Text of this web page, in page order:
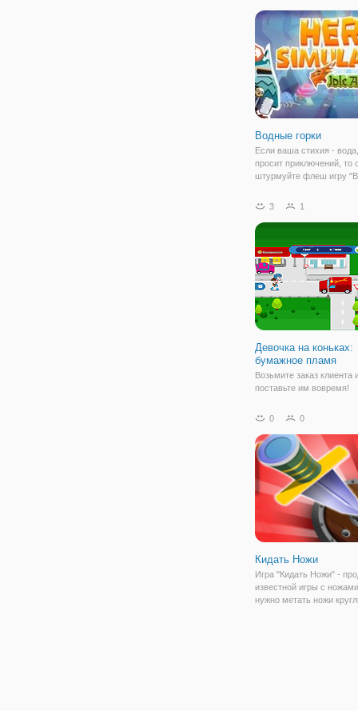
удивительные
магазина. Откройте для
интересные вещи вы
Водные горки
Если ваша стихия -
просит приключений, то
штурмуйте флеш игру
почувствуете это особое
аттракционов. Ваш
3 1
Девочка на коньках:
бумажное пламя
Возьмите заказ клиента
поставьте им вовремя!
0 0
Кидать Ножи
Игра "Кидать Ножи" -
известной игры с
нужно метать ножи